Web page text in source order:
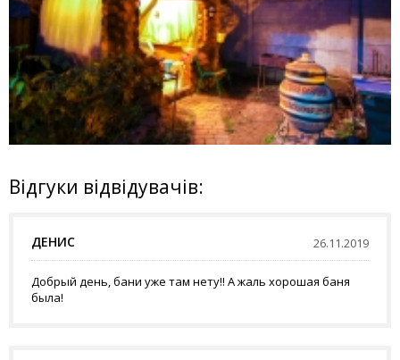
Відгуки відвідувачів:
ДЕНИС 26.11.2019
Добрый день, бани уже там нету!! А жаль хорошая баня
была!